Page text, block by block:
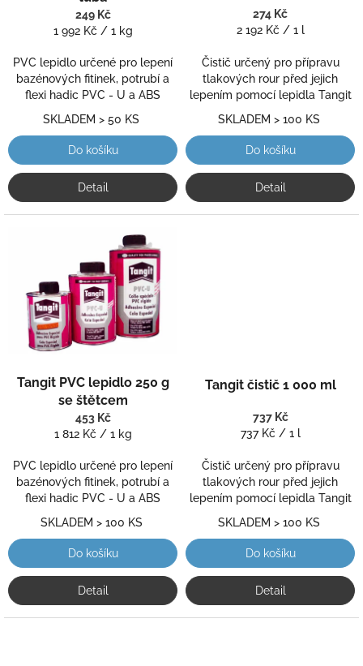
je
5,0
5
hvězdiček.
249 Kč
Měrná
1 992 Kč / 1 kg
PVC lepidlo určené pro lepení
bazénových fitinek, potrubí a
flexi hadic PVC - U a ABS
SKLADEM > 50 KS
Do košíku
Detail
je
5,0
5
hvězdiček.
274 Kč
Měrná
2 192 Kč / 1 l
Čistič určený pro přípravu
tlakových rour před jejich
lepením pomocí lepidla Tangit
SKLADEM > 100 KS
Do košíku
Detail
hodnocení
produktu
je
5,0
5
hvězdiček.
Tangit PVC lepidlo 250 g
se štětcem
453 Kč
Měrná
1 812 Kč / 1 kg
PVC lepidlo určené pro lepení
bazénových fitinek, potrubí a
flexi hadic PVC - U a ABS
SKLADEM > 100 KS
Do košíku
Detail
hodnocení
je
5,0
5
hvězdiček.
Tangit čistič 1 000 ml
737 Kč
Měrná
737 Kč / 1 l
Čistič určený pro přípravu
tlakových rour před jejich
lepením pomocí lepidla Tangit
SKLADEM > 100 KS
Do košíku
Detail